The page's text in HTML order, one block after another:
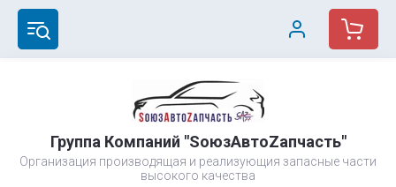
Группа Компаний "SоюзAвтоZапчасть"
Организация производящая и реализующия запасные части
высокого качества